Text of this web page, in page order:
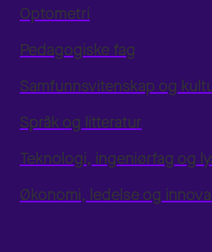
Optometri
Pedagogiske fag
Samfunnsvitenskap og
Språk og litteratur
Teknologi, ingeniørfag og
Økonomi, ledelse og